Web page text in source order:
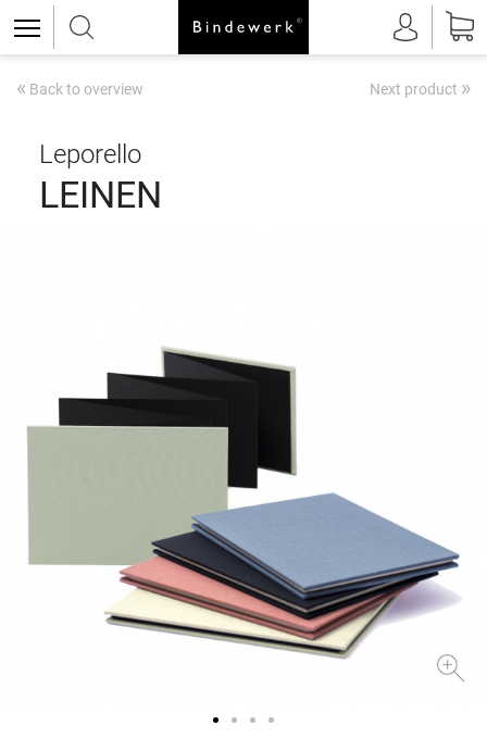
« Back to overview Next product »
Leporello
LEINEN